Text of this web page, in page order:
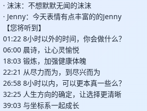
· 沫沫：不想默默无闻的沫沫
· Jenny：今天表情有点丰富的的Jenny
【您将听到】
01:22 8小时以外的时间，你会做什么？
06:00 晨诗，让心灵愉悦
18:03 锻炼，加强健康体魄
22:21 从尽力而为，到尽兴而为
26:58 8小时以内，可以更本真一些么？
32:25 人生方向的确定，让选择更清晰
39:03 与坐标系一起成长